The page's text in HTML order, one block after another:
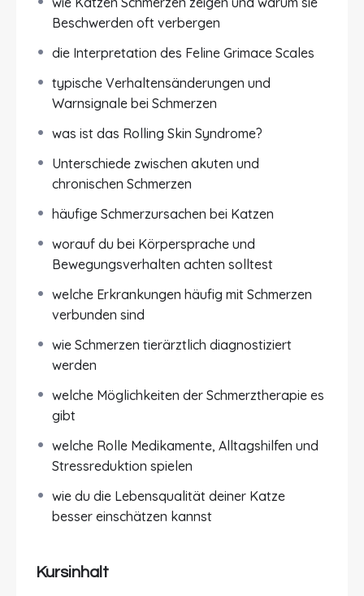
Schmerzen bei Katzen häufig lange unerkannt,
obwohl sie die Lebensqualität erheblich
beeinträchtigen können.
Worum geht’s?
fundiertes und verständlich aufbereitetes
Wissen rund um das ThemaSchmerzen bei der
Katze. Du lernst, Schmerzen frühzeitig zu
einzuordnen und besser zu verstehen, welche
Erkrankungen und Probleme hinter Schmerzen
stecken können.
Wir erklären dir, wie Schmerz bei Katzen
entsteht, warum Katzen Schmerzen häufig
anders zeigen als andere Tiere und welche
Veränderungen im Verhalten besonders ernst
akute und chronische Schmerzen ebenso ein wie
auf altersbedingte Beschwerden oder
Schmerzen infolge von Erkrankungen,
Verletzungen oder Operationen.
Ein besonderer Schwerpunkt liegt auf der
Schmerzerkennung im Alltag
und sozialem Verhalten achten solltest. Auch
Beschwerden oft verbergen
die Interpretation des Feline Grimace Scales
typische Verhaltensänderungen und
Warnsignale bei Schmerzen
was ist das Rolling Skin Syndrome?
Unterschiede zwischen akuten und
chronischen Schmerzen
häufige Schmerzursachen bei Katzen
worauf du bei Körpersprache und
Bewegungsverhalten achten solltest
welche Erkrankungen häufig mit Schmerzen
verbunden sind
wie Schmerzen tierärztlich diagnostiziert
werden
welche Möglichkeiten der Schmerztherapie es
gibt
welche Rolle Medikamente, Alltagshilfen und
Stressreduktion spielen
wie du die Lebensqualität deiner Katze
besser einschätzen kannst
Kursinhalt